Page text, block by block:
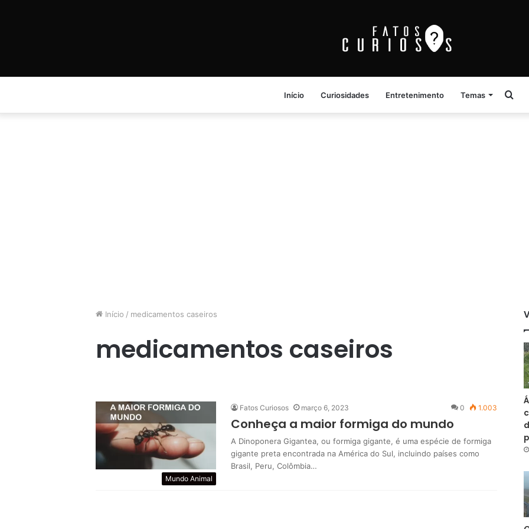
Início Curiosidades Entretenimento Temas
Início / medicamentos caseiros
medicamentos caseiros
Mundo Animal
Fatos Curiosos março 6, 2023 0 1.003
Conheça a maior formiga do mundo
A Dinoponera Gigantea, ou formiga gigante, é uma espécie de formiga
gigante preta encontrada na América do Sul, incluindo países como
Brasil, Peru, Colômbia…